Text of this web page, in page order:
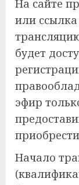
На сайте
или
будет
эфир
Начало